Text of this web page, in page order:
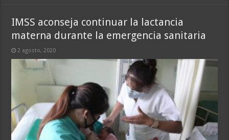
IMSS aconseja continuar la lactancia
materna durante la emergencia sanitaria
2 agosto, 2020